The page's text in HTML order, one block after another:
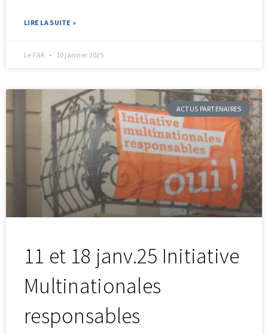
LIRE LA SUITE »
Le FAR 10 janvier 2025
ACTUS PARTENAIRES
11 et 18 janv.25 Initiative
Multinationales
responsables